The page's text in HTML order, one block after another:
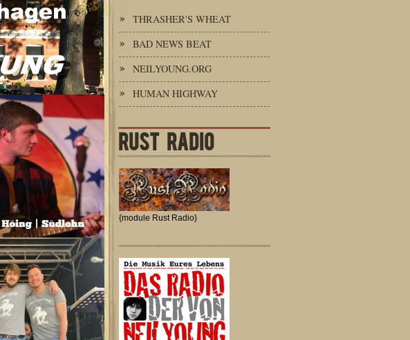
THRASHER'S WHEAT
BAD NEWS BEAT
NEILYOUNG.ORG
HUMAN HIGHWAY
RUST RADIO
{module Rust Radio}